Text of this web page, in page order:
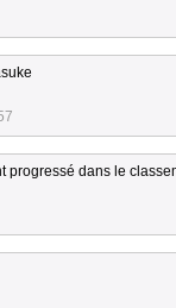
progressé dans le